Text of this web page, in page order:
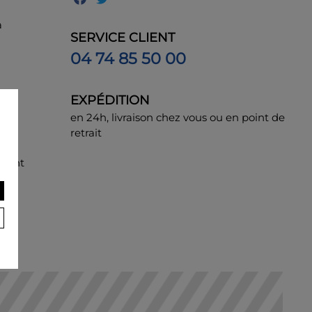
SERVICE CLIENT
04 74 85 50 00
EXPÉDITION
en 24h, livraison chez vous ou en point de
retrait